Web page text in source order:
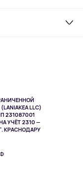
LLC)
231087001
УЧЁТ 2310 —
КРАСНОДАРУ